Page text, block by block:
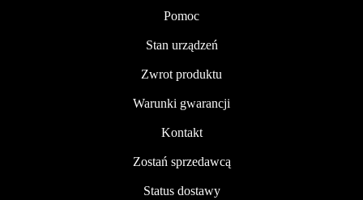
Pomoc
Stan urządzeń
Zwrot produktu
Warunki gwarancji
Kontakt
Zostań sprzedawcą
Status dostawy